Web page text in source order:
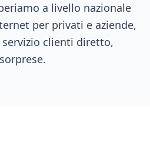
a livello nazionale
per privati e aziende,
clienti diretto,